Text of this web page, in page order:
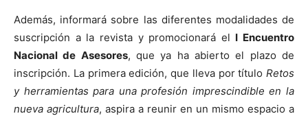
Además, informará sobre las diferentes modalidades de
suscripción a la revista y promocionará el I Encuentro
Nacional de Asesores, que ya ha abierto el plazo de
inscripción. La primera edición, que lleva por título Retos
y herramientas para una profesión imprescindible en la
nueva agricultura, aspira a reunir en un mismo espacio a